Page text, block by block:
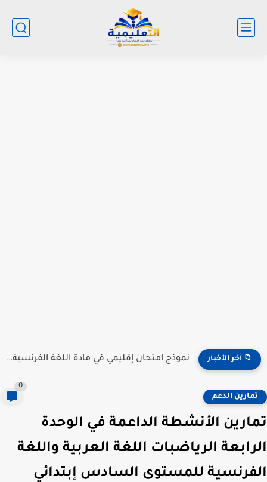
📁 آخر الأخبار نموذج امتحان إقليمي في مادة اللغة الفرنسية للمستوى السادس...
تمارين الدعم
0
الأنشطة الداعمة في الوحدة
الرياضبات اللغة العربية واللغة
للمستوى السادس إبتدائي